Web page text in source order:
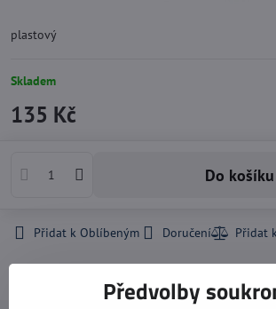
plastový
Skladem
135 Kč
Do košíku
Přidat k Oblíbeným Doručení
Předvolby